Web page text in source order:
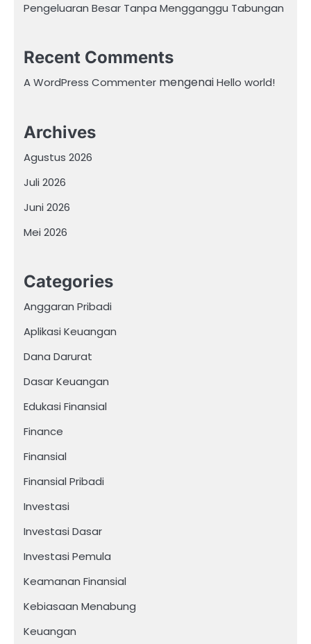
Pengeluaran Besar Tanpa Mengganggu Tabungan
Recent Comments
A WordPress Commenter mengenaiHello world!
Archives
Agustus 2026
Juli 2026
Juni 2026
Mei 2026
Categories
Anggaran Pribadi
Aplikasi Keuangan
Dana Darurat
Dasar Keuangan
Edukasi Finansial
Finance
Finansial
Finansial Pribadi
Investasi
Investasi Dasar
Investasi Pemula
Keamanan Finansial
Kebiasaan Menabung
Keuangan